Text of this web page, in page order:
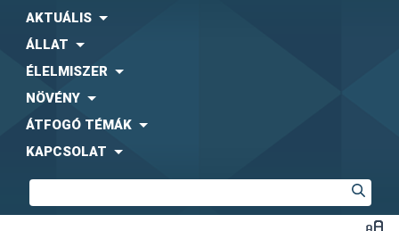
AKTUÁLIS
ÁLLAT
ÉLELMISZER
NÖVÉNY
ÁTFOGÓ TÉMÁK
KAPCSOLAT